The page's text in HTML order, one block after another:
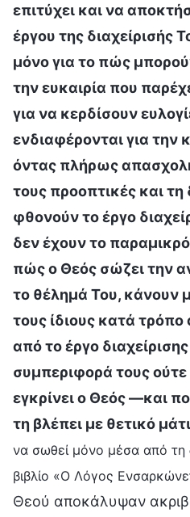
επιτύχει και να
έργου της διαχείρισής
μόνο για το πώς
την ευκαιρία που
για να κερδίσουν
ενδιαφέρονται για την
όντας πλήρως
τους προοπτικές και τη
φθονούν το έργο
δεν έχουν το
πώς ο Θεός σώζει την
το θέλημά Του, κάνουν
τους ίδιους κατά
από το έργο
συμπεριφορά τους
εγκρίνει ο Θεός —και
τη βλέπει με θετικό μάτι
να σωθεί μόνο μέσα από τη
βιβλίο «Ο Λόγος
Θεού αποκάλυψαν